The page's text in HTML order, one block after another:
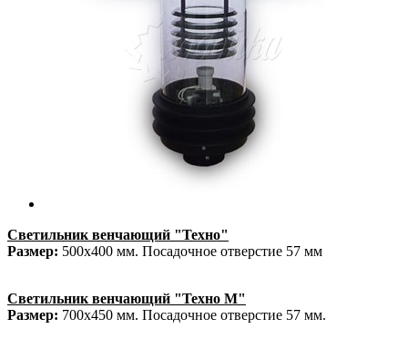
Светильник венчающий "Техно"
Размер: 500х400 мм. Посадочное отверстие 57 мм
Светильник венчающий "Техно М"
Размер: 700х450 мм. Посадочное отверстие 57 мм.